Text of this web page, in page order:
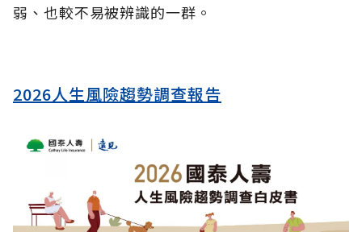
弱、也較不易被辨識的一群。
2026人生風險趨勢調查報告